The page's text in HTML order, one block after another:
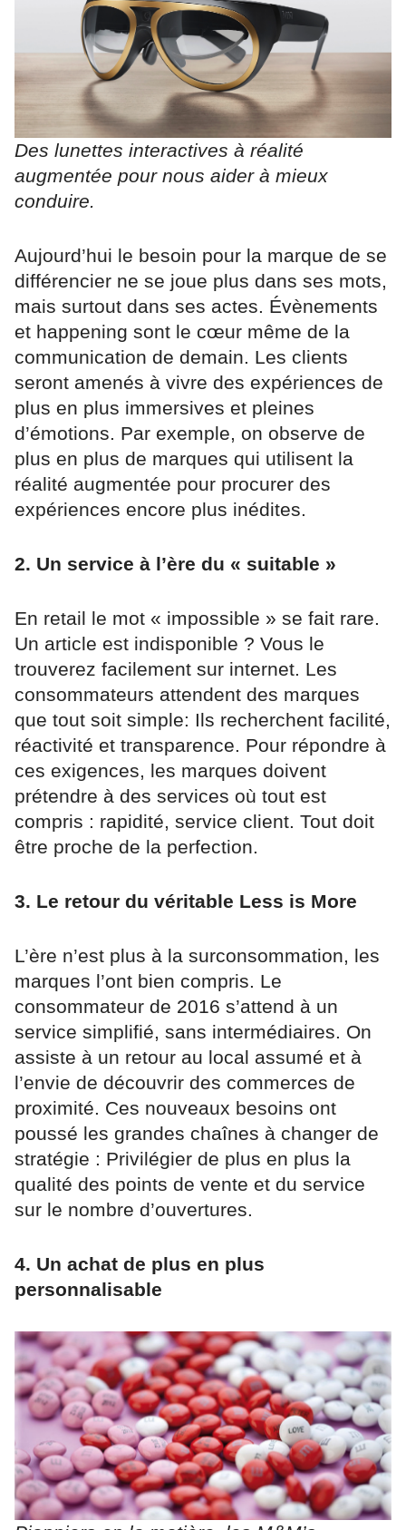
Des lunettes interactives à réalité
augmentée pour nous aider à mieux
conduire.
Aujourd’hui le besoin pour la marque de se
différencier ne se joue plus dans ses mots,
mais surtout dans ses actes. Évènements
et happening sont le cœur même de la
communication de demain. Les clients
seront amenés à vivre des expériences de
plus en plus immersives et pleines
d’émotions. Par exemple, on observe de
plus en plus de marques qui utilisent la
réalité augmentée pour procurer des
expériences encore plus inédites.
2. Un service à l’ère du « suitable »
En retail le mot « impossible » se fait rare.
Un article est indisponible ? Vous le
trouverez facilement sur internet. Les
consommateurs attendent des marques
que tout soit simple: Ils recherchent facilité,
réactivité et transparence. Pour répondre à
ces exigences, les marques doivent
prétendre à des services où tout est
compris : rapidité, service client. Tout doit
être proche de la perfection.
3. Le retour du véritable Less is More
L’ère n’est plus à la surconsommation, les
marques l’ont bien compris. Le
consommateur de 2016 s’attend à un
service simplifié, sans intermédiaires. On
assiste à un retour au local assumé et à
l’envie de découvrir des commerces de
proximité. Ces nouveaux besoins ont
poussé les grandes chaînes à changer de
stratégie : Privilégier de plus en plus la
qualité des points de vente et du service
sur le nombre d’ouvertures.
4. Un achat de plus en plus
personnalisable